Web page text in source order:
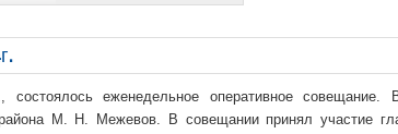
еженедельное оперативное совещание.
М. Н. Межевов. В совещании принял участие